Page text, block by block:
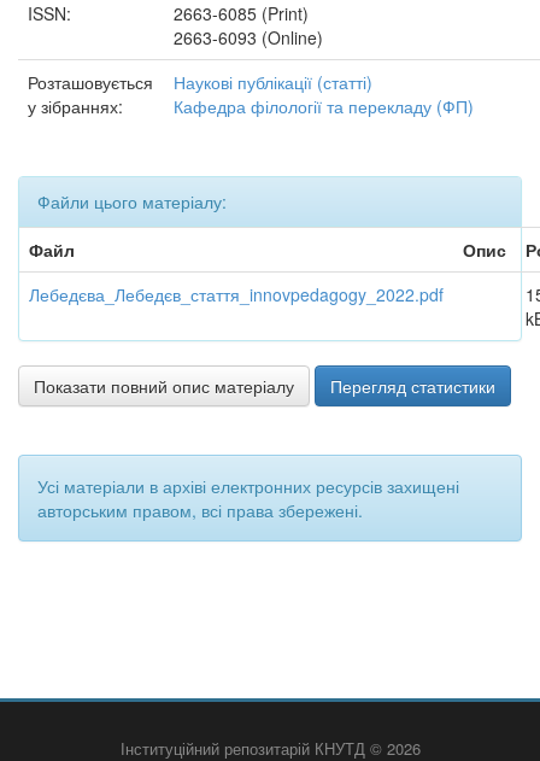
ISSN:
2663-6085 (Print)
2663-6093 (Online)
Розташовується
у зібраннях:
Наукові публікації (статті)
Кафедра філології та перекладу (ФП)
Файли цього матеріалу:
Файл
Опис
Лебедєва_Лебедєв_стаття_innovpedagogy_2022.pdf
Показати повний опис матеріалу Перегляд статистики
Усі матеріали в архіві електронних ресурсів захищені
авторським правом, всі права збережені.
Інституційний репозитарій КНУТД © 2026